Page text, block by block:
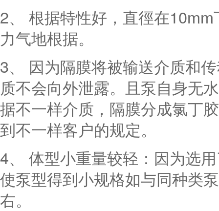
2、 根据特性好，直徑在
力气地根据。
3、 因为隔膜将被输送介质和
质不会向外泄露。且泵自身无
据不一样介质，隔膜分成氯丁
到不一样客户的规定。
4、 体型小重量较轻：因为选
使泵型得到小规格如与同种类
右。